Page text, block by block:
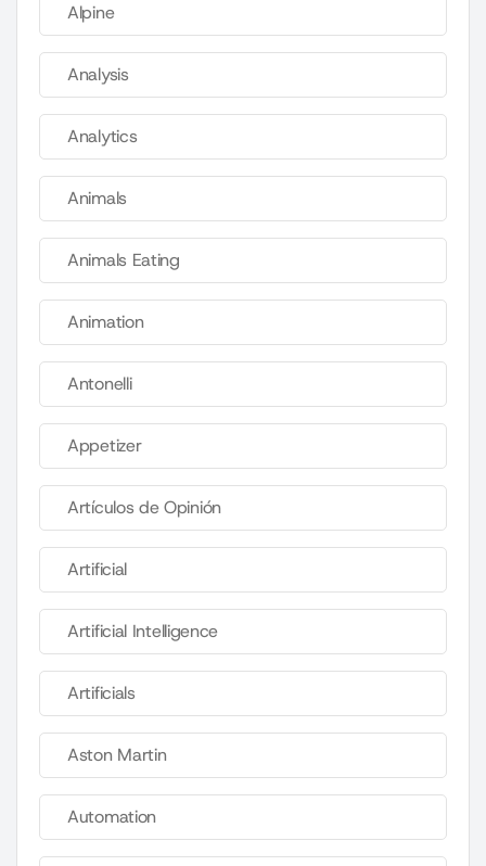
Alpine
Analysis
Analytics
Animals
Animals Eating
Animation
Antonelli
Appetizer
Artículos de Opinión
Artificial
Artificial Intelligence
Artificials
Aston Martin
Automation